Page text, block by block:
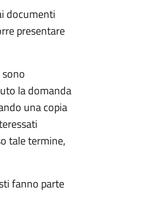
documenti
presentare
la domanda
una copia
tale termine,
fanno parte